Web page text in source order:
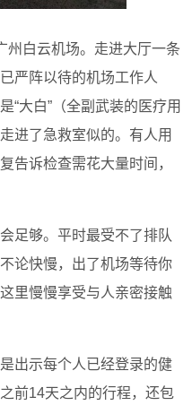
州白云机场。走进大厅一条
严阵以待的机场工作人
“大白”（全副武装的医疗用
进了急救室似的。有人用
告诉检查需花大量时间，
足够。平时最受不了排队
论快慢，出了机场等待你
里慢慢享受与人亲密接触
出示每个人已经登录的健
前14天之内的行程，还包